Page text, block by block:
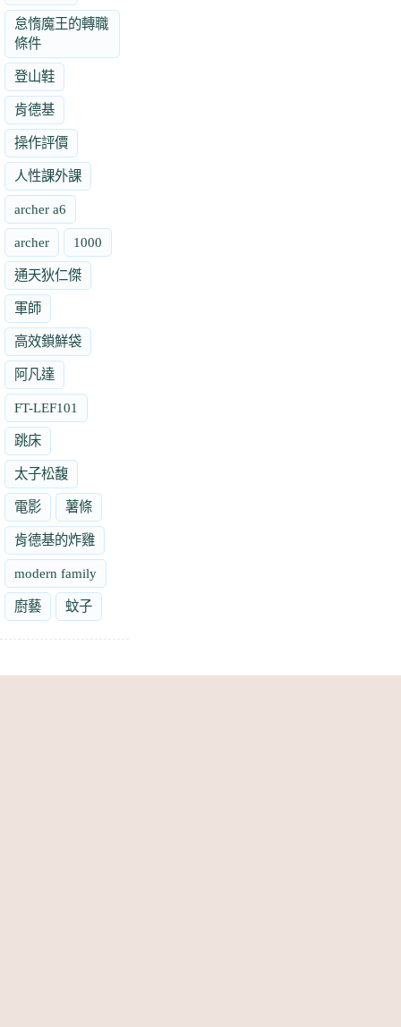
怠惰魔王的轉職
條件
登山鞋
肯德基
操作評價
人性課外課
archer a6
archer 1000
通天狄仁傑
軍師
高效鎖鮮袋
阿凡達
FT-LEF101
跳床
太子松馥
電影 薯條
肯德基的炸雞
modern family
廚藝 蚊子